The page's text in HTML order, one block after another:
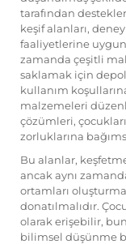
tarafından
keşif alanları,
faaliyetlerine
zamanda çeşitli
saklamak için
kullanım
malzemeleri
çözümleri,
zorluklarına
Bu alanlar,
ancak aynı
ortamları
donatılmalıdır.
olarak erişebilir,
bilimsel düşünme